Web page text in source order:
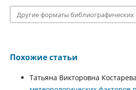
Другие форматы библиографических
Похожие статьи
Татьяна Викторовна